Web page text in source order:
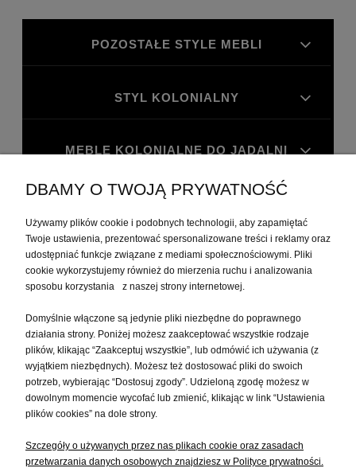
POZOSTAŁE STYLE MEBLI
STYL KOLONIALNY
MEBLE KOLONIALNE DO JADALNI
MEBLE KOLONIALNE DO GABINETU
MOJE KONTO
INFORMACJE
O NAS
DBAMY O TWOJĄ PRYWATNOŚĆ
Używamy plików cookie i podobnych technologii, aby zapamiętać
Twoje ustawienia, prezentować spersonalizowane treści i reklamy oraz
udostępniać funkcje związane z mediami społecznościowymi. Pliki
cookie wykorzystujemy również do mierzenia ruchu i analizowania
sposobu korzystania z naszej strony internetowej.
Domyślnie włączone są jedynie pliki niezbędne do poprawnego
działania strony. Poniżej możesz zaakceptować wszystkie rodzaje
plików, klikając “Zaakceptuj wszystkie”, lub odmówić ich używania (z
wyjątkiem niezbędnych). Możesz też dostosować pliki do swoich
potrzeb, wybierając “Dostosuj zgody”. Udzieloną zgodę możesz w
dowolnym momencie wycofać lub zmienić, klikając w link “Ustawienia
plików cookies” na dole strony.
Szczegóły o używanych przez nas plikach cookie oraz zasadach
przetwarzania danych osobowych znajdziesz w Polityce prywatności.